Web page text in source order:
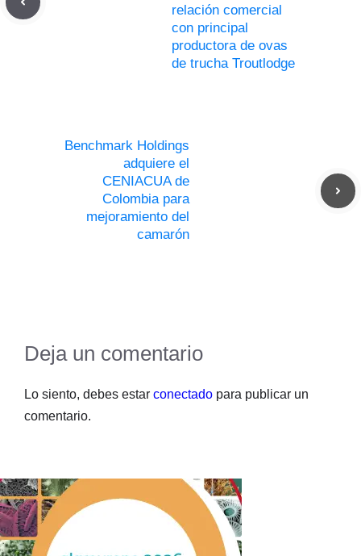
relación comercial
con principal
productora de ovas
de trucha Troutlodge
Benchmark Holdings
adquiere el
CENIACUA de
Colombia para
mejoramiento del
camarón
Deja un comentario
Lo siento, debes estar conectado para publicar un
comentario.